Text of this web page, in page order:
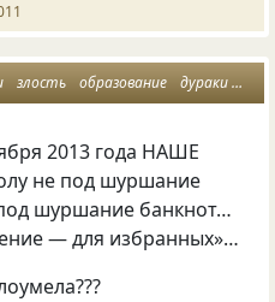
злость образование дураки
2013 года НАШЕ
не под шуршание
шуршание банкнот…
— для избранных»…